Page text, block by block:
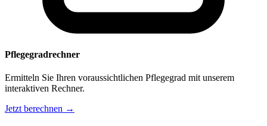
Pflegegradrechner
Ermitteln Sie Ihren voraussichtlichen Pflegegrad mit unserem
interaktiven Rechner.
Jetzt berechnen →